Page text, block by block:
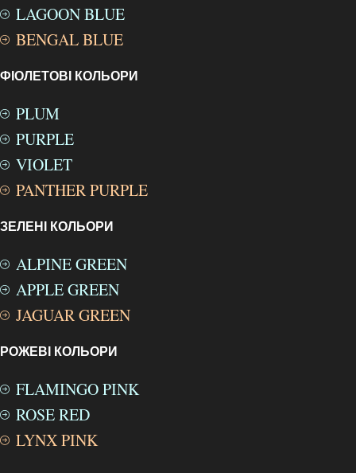
LAGOON BLUE
BENGAL BLUE
ФІОЛЕТОВІ КОЛЬОРИ
PLUM
PURPLE
VIOLET
PANTHER PURPLE
ЗЕЛЕНІ КОЛЬОРИ
ALPINE GREEN
APPLE GREEN
JAGUAR GREEN
РОЖЕВІ КОЛЬОРИ
FLAMINGO PINK
ROSE RED
LYNX PINK